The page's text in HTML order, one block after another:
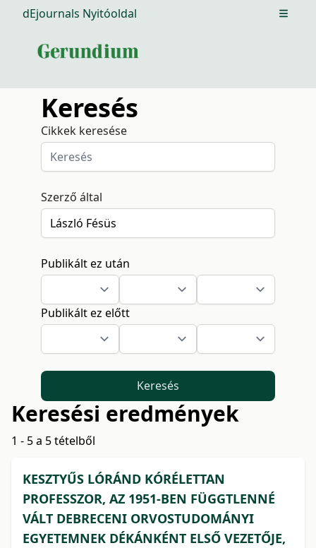
dEjournals Nyitóoldal Open
Keresés
Cikkek keresése
Szerző által
Publikált ez után
Publikált ez előtt
Keresés
Keresési eredmények
1 - 5 a 5 tételből
KESZTYŰS LÓRÁND KÓRÉLETTAN
PROFESSZOR, AZ 1951-BEN FÜGGTLENNÉ
VÁLT DEBRECENI ORVOSTUDOMÁNYI
EGYETEMNEK DÉKÁNKÉNT ELSŐ VEZETŐJE,